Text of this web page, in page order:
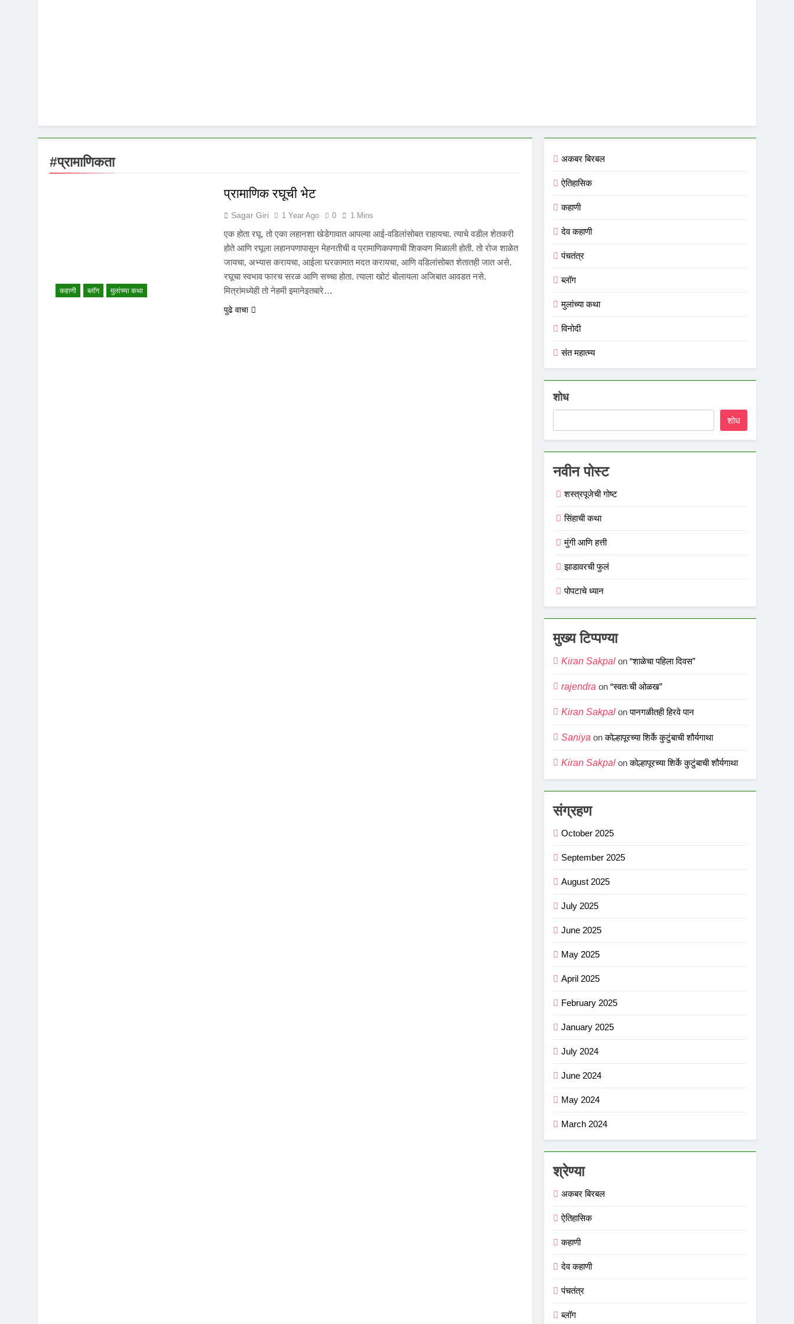
#प्रामाणिकता
कहाणी ब्लॉग मुलांच्या कथा
प्रामाणिक रघूची भेट
Sagar Giri 1 Year Ago 0 1 Mins
एक होता रघू. तो एका लहानशा खेडेगावात आपल्या आई-वडिलांसोबत राहायचा. त्याचे वडील शेतकरी
होते आणि रघूला लहानपणापासून मेहनतीची व प्रामाणिकपणाची शिकवण मिळाली होती. तो रोज शाळेत
जायचा, अभ्यास करायचा, आईला घरकामात मदत करायचा, आणि वडिलांसोबत शेतातही जात असे.
रघूचा स्वभाव फारच सरळ आणि सच्चा होता. त्याला खोटं बोलायला अजिबात आवडत नसे.
मित्रांमध्येही तो नेहमी इमानेइतबारे…
पुढे वाचा
अकबर बिरबल
ऐतिहासिक
कहाणी
देव कहाणी
पंचतंत्र
ब्लॉग
मुलांच्या कथा
विनोदी
संत महात्म्य
शोध
शोध
नवीन पोस्ट
शस्त्रपूजेची गोष्ट
सिंहाची कथा
मुंगी आणि हत्ती
झाडावरची फुलं
पोपटाचे ध्यान
मुख्य टिप्पण्या
Kiran Sakpal on“शाळेचा पहिला दिवस”
rajendra on“स्वतःची ओळख”
Kiran Sakpal onपानगळीतही हिरवे पान
Saniya onकोल्हापूरच्या शिर्के कुटुंबाची शौर्यगाथा
Kiran Sakpal onकोल्हापूरच्या शिर्के कुटुंबाची शौर्यगाथा
संग्रहण
October 2025
September 2025
August 2025
July 2025
June 2025
May 2025
April 2025
February 2025
January 2025
July 2024
June 2024
May 2024
March 2024
श्रेण्या
अकबर बिरबल
ऐतिहासिक
कहाणी
देव कहाणी
पंचतंत्र
ब्लॉग